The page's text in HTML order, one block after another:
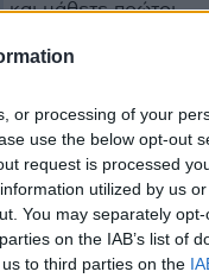
or processing of your
use the below opt-out
request is processed
utilized by us
You may separately
on the IAB’s list of
to third parties on the
και μάθετε πρώτοι
Δημοφιλή